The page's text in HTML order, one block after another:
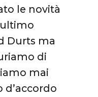
le novità
Durts ma
di
mai